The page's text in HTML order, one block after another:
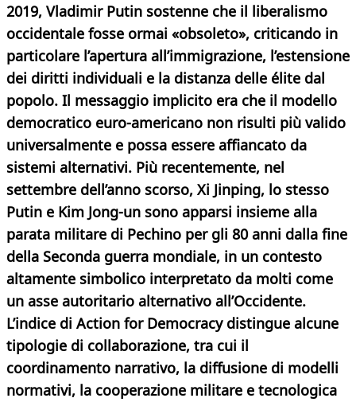
2019, Vladimir Putin sostenne che il liberalismo
occidentale fosse ormai «obsoleto», criticando in
particolare l’apertura all’immigrazione, l’estensione
dei diritti individuali e la distanza delle élite dal
popolo. Il messaggio implicito era che il modello
democratico euro-americano non risulti più valido
universalmente e possa essere affiancato da
sistemi alternativi. Più recentemente, nel
settembre dell’anno scorso, Xi Jinping, lo stesso
Putin e Kim Jong-un sono apparsi insieme alla
parata militare di Pechino per gli 80 anni dalla fine
della Seconda guerra mondiale, in un contesto
altamente simbolico interpretato da molti come
un asse autoritario alternativo all’Occidente.
L’indice di Action for Democracy distingue alcune
tipologie di collaborazione, tra cui il
coordinamento narrativo, la diffusione di modelli
normativi, la cooperazione militare e tecnologica